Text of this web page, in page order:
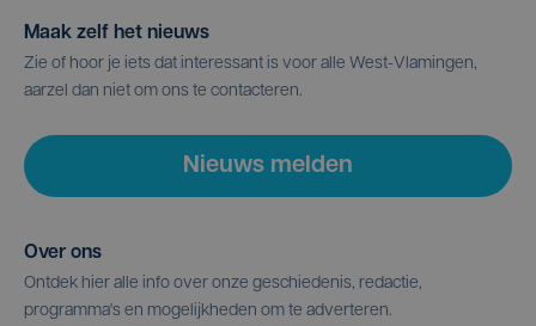
Maak zelf het nieuws
Zie of hoor je iets dat interessant is voor alle West-Vlamingen,
aarzel dan niet om ons te contacteren.
Nieuws melden
Over ons
Ontdek hier alle info over onze geschiedenis, redactie,
programma's en mogelijkheden om te adverteren.